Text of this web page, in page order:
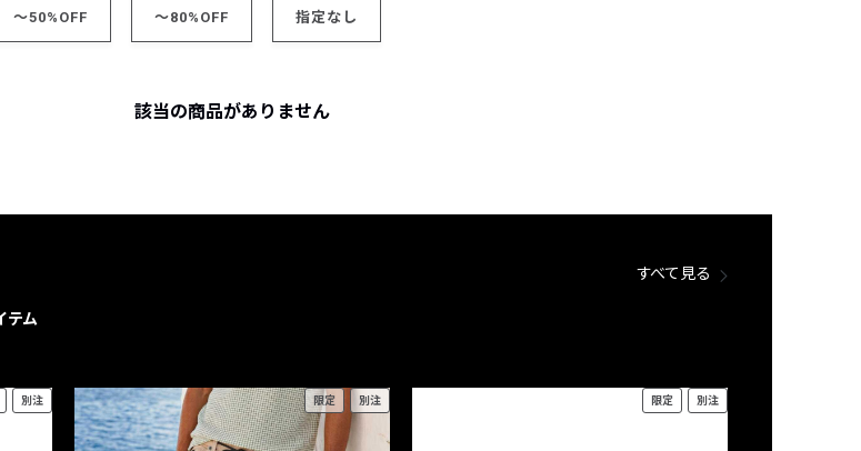
ウィークリーコーデ
～50%OFF ～80%OFF 指定なし
該当の商品がありません
テム
すべて見る
別注 限定 別注 限定 別注